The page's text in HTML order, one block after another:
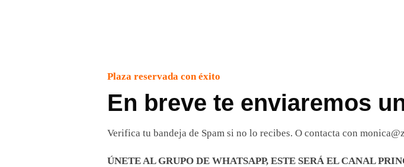
Plaza reservada con éxito
En breve te enviaremos
Verifica tu bandeja de Spam si no lo recibes. O contacta con
ÚNETE AL GRUPO DE WHATSAPP, ESTE SERÁ EL CANAL